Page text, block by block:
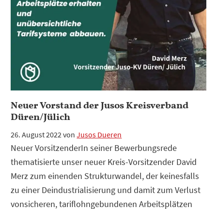
Lösung?
Der
Staat
ist
die
Lösung!
Neuer Vorstand der Jusos Kreisverband
Düren/Jülich
26. August 2022vonJusos Dueren
Neuer VorsitzenderIn seiner Bewerbungsrede
thematisierte unser neuer Kreis-Vorsitzender David
Merz zum einenden Strukturwandel, der keinesfalls
zu einer Deindustrialisierung und damit zum Verlust
vonsicheren, tariflohngebundenen Arbeitsplätzen